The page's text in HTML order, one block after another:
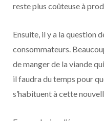
reste plus coûteuse à
Ensuite, il y a la question
consommateurs.
de manger de la viande
il faudra du temps pour
s’habituent à cette